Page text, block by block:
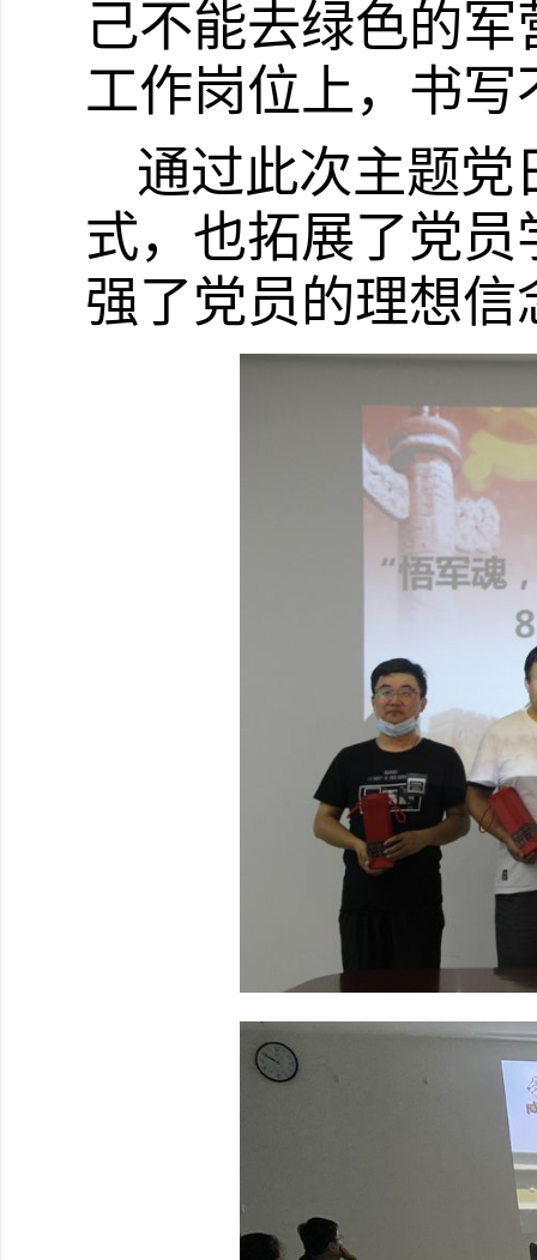
己不能去绿色的
工作岗位上，书
通过此次主题党
式，也拓展了党
强了党员的理想